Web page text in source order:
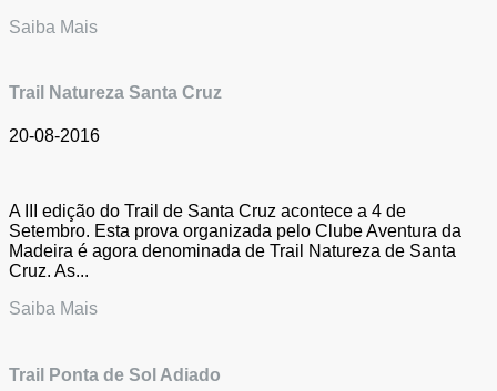
Saiba Mais
Trail Natureza Santa Cruz
20-08-2016
A III edição do Trail de Santa Cruz acontece a 4 de
Setembro. Esta prova organizada pelo Clube Aventura da
Madeira é agora denominada de Trail Natureza de Santa
Cruz. As...
Saiba Mais
Trail Ponta de Sol Adiado